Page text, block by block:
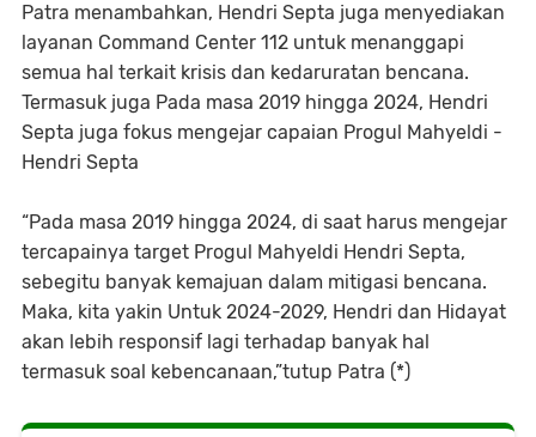
Patra menambahkan, Hendri Septa juga menyediakan
layanan Command Center 112 untuk menanggapi
semua hal terkait krisis dan kedaruratan bencana.
Termasuk juga Pada masa 2019 hingga 2024, Hendri
Septa juga fokus mengejar capaian Progul Mahyeldi -
Hendri Septa
“Pada masa 2019 hingga 2024, di saat harus mengejar
tercapainya target Progul Mahyeldi Hendri Septa,
sebegitu banyak kemajuan dalam mitigasi bencana.
Maka, kita yakin Untuk 2024-2029, Hendri dan Hidayat
akan lebih responsif lagi terhadap banyak hal
termasuk soal kebencanaan,”tutup Patra (*)